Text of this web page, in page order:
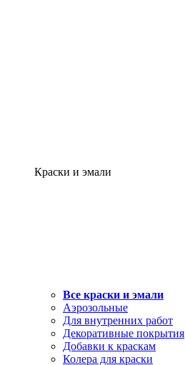
Краски и эмали
Все краски и эмали
Аэрозольные
Для внутренних работ
Декоративные покрытия
Добавки к краскам
Колера для краски